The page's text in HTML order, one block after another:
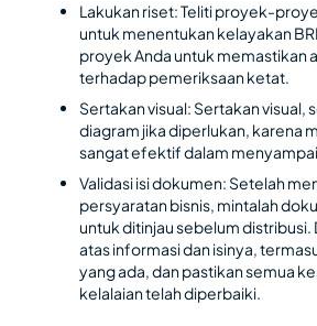
Lakukan riset: Teliti proyek-
untuk menentukan kelayakan
proyek Anda untuk memastikan
terhadap pemeriksaan ketat.
Sertakan visual: Sertakan visual,
diagram jika diperlukan, karena
sangat efektif dalam
Validasi isi dokumen: Setelah
persyaratan bisnis, mintalah
untuk ditinjau sebelum distribusi.
atas informasi dan isinya,
yang ada, dan pastikan semua
kelalaian telah diperbaiki.